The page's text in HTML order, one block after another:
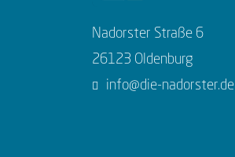
Nadorster Straße 6
26123 Oldenburg
info@die-nadorster.de